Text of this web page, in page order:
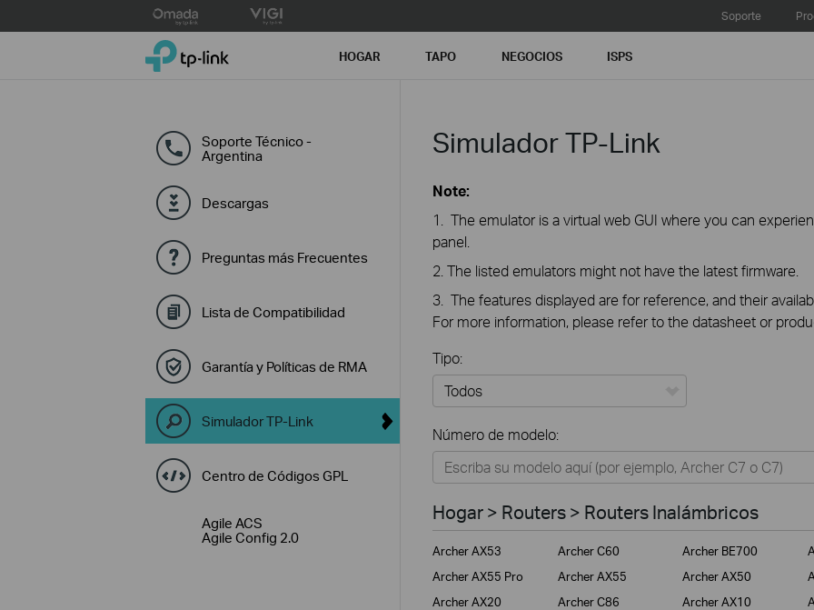
to
Soporte
TP-Link, Reliably Smart HOGAR TAPO NEGOCIOS ISPS
Soporte Técnico -
Argentina
Descargas
Preguntas más Frecuentes
Lista de Compatibilidad
Garantía y Políticas de RMA
Simulador TP-Link
Centro de Códigos GPL
Agile ACS
Agile Config 2.0
Simulador TP-Link
Note:
1. The emulator is a virtual web GUI where you can
panel.
2. The listed emulators might not have the latest firmware.
3. The features displayed are for reference, and their
For more information, please refer to the datasheet or
Tipo:
Hogar
Tapo
Negocios
ISPs
Número de modelo:
Hogar > Routers > Routers Inalámbricos
Archer AX53 Archer C60 Archer BE700
Archer AX55 Pro
Archer AX55 Archer AX50
Archer AX20
Archer C86 Archer AX10